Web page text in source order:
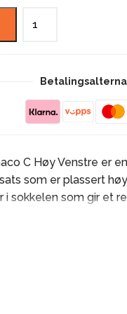
antall
C Høy Venstre er
som er plassert
i sokkelen som gir et
tilbehør. Nordpeis
eller innsats med
og sidebenker.